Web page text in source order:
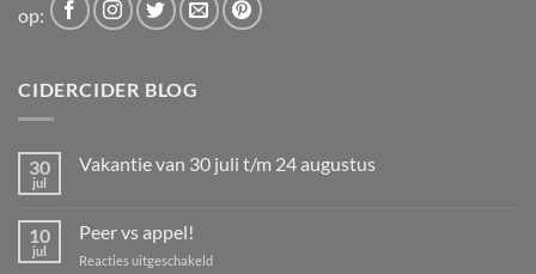
op:
CIDERCIDER BLOG
30
jul
Vakantie van 30 juli t/m 24 augustus
Vakantie
30
10
jul
Peer vs appel!
Reacties uitgeschakeldvoor